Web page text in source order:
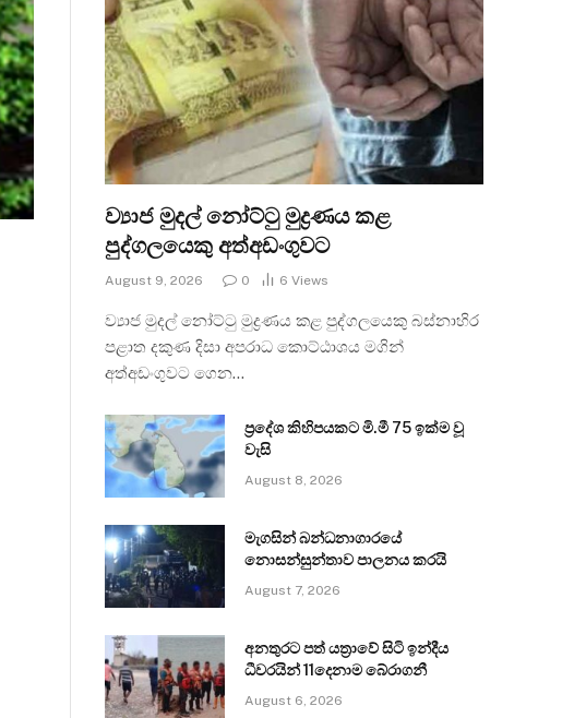
ව්‍යාජ මුදල් නෝට්ටු මුද්‍රණය කළ
පුද්ගලයෙකු අත්අඩංගුවට
August 9, 2026 0 6 Views
ව්‍යාජ මුදල් නෝට්ටු මුද්‍රණය කළ පුද්ගලයෙකු බස්නාහිර
පළාත දකුණ දිසා අපරාධ කොට්ඨාශය මගින්
අත්අඩංගුවට ගෙන…
ප්‍රදේශ කිහිපයකට මි.මී 75 ඉක්ම වූ
වැසි
August 8, 2026
මැගසින් බන්ධනාගාරයේ
නොසන්සුන්තාව පාලනය කරයි
August 7, 2026
අනතුරට පත් යත්‍රාවේ සිටි ඉන්දීය
ධීවරයින් 11දෙනාම බේරාගනී
August 6, 2026